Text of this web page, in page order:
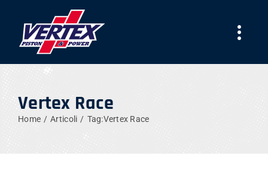
content
PRODOTTI
Vertex Race
Home Articoli Tag:Vertex Race